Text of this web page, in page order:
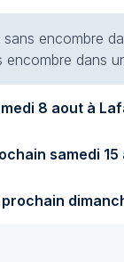
encombre
encombre dans
Quel temps fera-t-il demain
Quel temps fera-t-il